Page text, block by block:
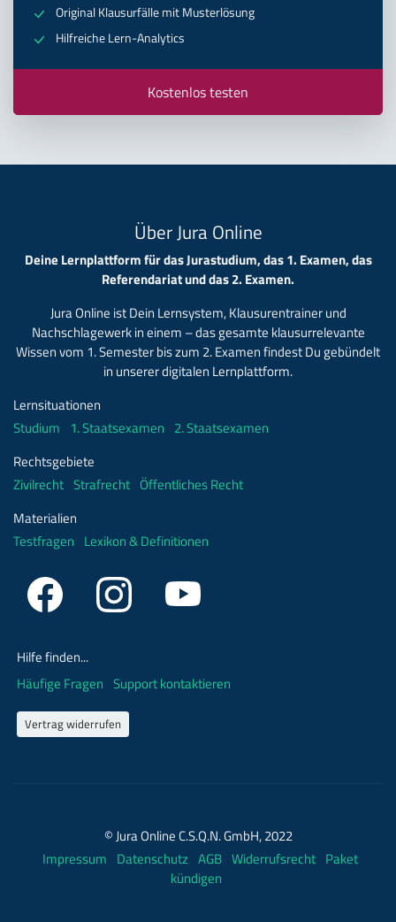
Original Klausurfälle mit Musterlösung
Hilfreiche Lern-Analytics
Kostenlos testen
Über Jura Online
Deine Lernplattform für das Jurastudium, das 1. Examen, das
Referendariat und das 2. Examen.
Jura Online ist Dein Lernsystem, Klausurentrainer und
Nachschlagewerk in einem – das gesamte klausurrelevante
Wissen vom 1. Semester bis zum 2. Examen findest Du gebündelt
in unserer digitalen Lernplattform.
Lernsituationen
Studium 1. Staatsexamen 2. Staatsexamen
Rechtsgebiete
Zivilrecht Strafrecht Öffentliches Recht
Materialien
Testfragen Lexikon & Definitionen
Hilfe finden...
Häufige Fragen Support kontaktieren
Vertrag widerrufen
© Jura Online C.S.Q.N. GmbH, 2022
Impressum Datenschutz AGB Widerrufsrecht Paket
kündigen